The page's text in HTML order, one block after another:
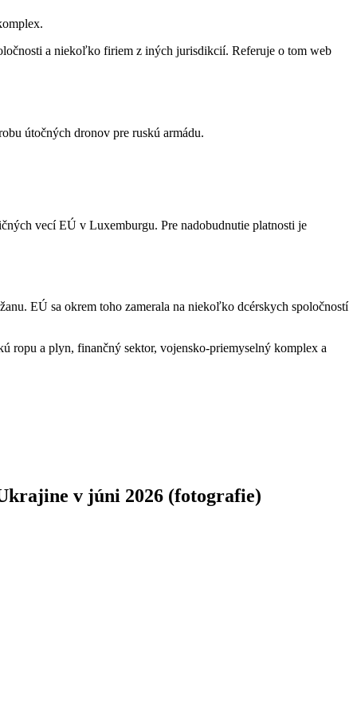
a niekoľko firiem z iných jurisdikcií. Referuje o tom web
útočných dronov pre ruskú armádu.
vecí EÚ v Luxemburgu. Pre nadobudnutie platnosti je
EÚ sa okrem toho zamerala na niekoľko dcérskych spoločností
ropu a plyn, finančný sektor, vojensko-priemyselný komplex a
v júni 2026 (fotografie)